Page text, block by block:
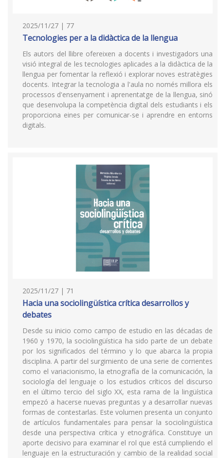
2025/11/27 | 77
Tecnologies per a la didàctica de la llengua
Els autors del llibre ofereixen a docents i investigadors una
visió integral de les tecnologies aplicades a la didàctica de la
llengua per fomentar la reflexió i explorar noves estratègies
docents. Integrar la tecnologia a l'aula no només millora els
processos d'ensenyament i aprenentatge de la llengua, sinó
que desenvolupa la competència digital dels estudiants i els
proporciona eines per comunicar-se i aprendre en entorns
digitals.
2025/11/27 | 71
Hacia una sociolingüística crítica desarrollos y
debates
Desde su inicio como campo de estudio en las décadas de
1960 y 1970, la sociolingüística ha sido parte de un debate
por los significados del término y lo que abarca la propia
disciplina. A partir del surgimiento de una serie de corrientes
como el variacionismo, la etnografía de la comunicación, la
sociología del lenguaje o los estudios críticos del discurso
en el último tercio del siglo XX, esta rama de la lingüística
empezó a hacerse nuevas preguntas y a desarrollar nuevas
formas de contestarlas. Este volumen presenta un conjunto
de artículos fundamentales para pensar la sociolingüística
desde una perspectiva crítica y etnográfica. Constituye un
aporte decisivo para examinar el rol que está cumpliendo el
lenguaje en la estructuración y cambio de la realidad social